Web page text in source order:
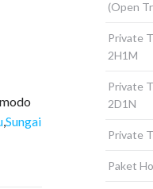
,Sungai
(Open
Private
2H1M
Private
2D1N
Private
Paket